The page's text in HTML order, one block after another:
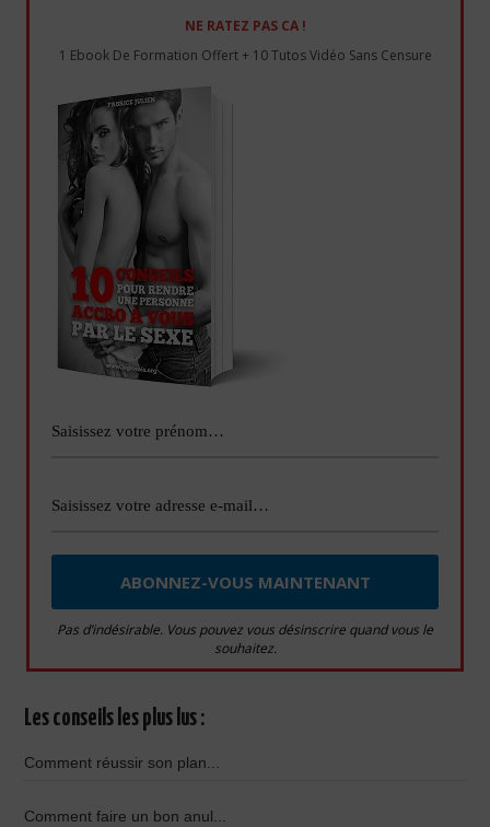
NE RATEZ PAS CA !
1 Ebook De Formation Offert + 10 Tutos Vidéo Sans Censure
Pas d’indésirable. Vous pouvez vous désinscrire quand vous le
souhaitez.
Les conseils les plus lus :
Comment réussir son plan...
Comment faire un bon anul...